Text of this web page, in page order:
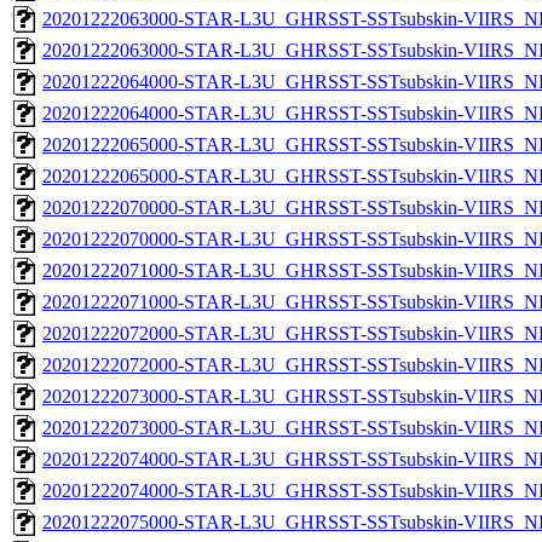
20201222063000-STAR-L3U_GHRSST-SSTsubskin-
20201222063000-STAR-L3U_GHRSST-SSTsubskin-
20201222064000-STAR-L3U_GHRSST-SSTsubskin-
20201222064000-STAR-L3U_GHRSST-SSTsubskin-
20201222065000-STAR-L3U_GHRSST-SSTsubskin-
20201222065000-STAR-L3U_GHRSST-SSTsubskin-
20201222070000-STAR-L3U_GHRSST-SSTsubskin-
20201222070000-STAR-L3U_GHRSST-SSTsubskin-
20201222071000-STAR-L3U_GHRSST-SSTsubskin-
20201222071000-STAR-L3U_GHRSST-SSTsubskin-
20201222072000-STAR-L3U_GHRSST-SSTsubskin-
20201222072000-STAR-L3U_GHRSST-SSTsubskin-
20201222073000-STAR-L3U_GHRSST-SSTsubskin-
20201222073000-STAR-L3U_GHRSST-SSTsubskin-
20201222074000-STAR-L3U_GHRSST-SSTsubskin-
20201222074000-STAR-L3U_GHRSST-SSTsubskin-
20201222075000-STAR-L3U_GHRSST-SSTsubskin-